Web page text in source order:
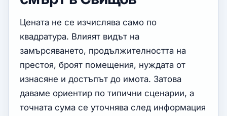
Цената не се изчислява само по
квадратура. Влияят видът на
замърсяването, продължителността на
престоя, броят помещения, нуждата от
изнасяне и достъпът до имота. Затова
даваме ориентир по типични сценарии, а
точната сума се уточнява след информация